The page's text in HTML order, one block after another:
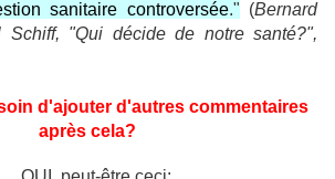
sanitaire controversée." (Bernard
Schiff, "Qui décide de notre santé?",
d'ajouter d'autres commentaires
après cela?